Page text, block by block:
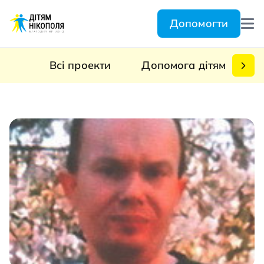
Допомогти
Всі проекти Допомога дітям